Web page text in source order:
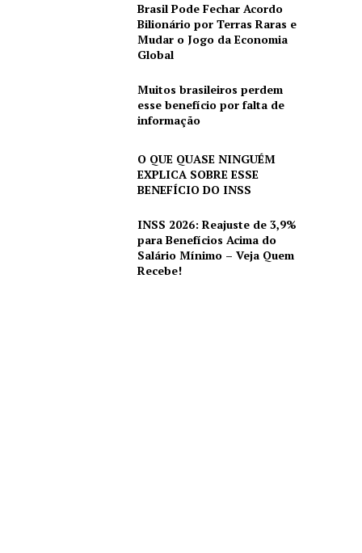
Brasil Pode Fechar Acordo
Bilionário por Terras Raras e
Mudar o Jogo da Economia
Global
Muitos brasileiros perdem
esse benefício por falta de
informação
O QUE QUASE NINGUÉM
EXPLICA SOBRE ESSE
BENEFÍCIO DO INSS
INSS 2026: Reajuste de 3,9%
para Benefícios Acima do
Salário Mínimo – Veja Quem
Recebe!